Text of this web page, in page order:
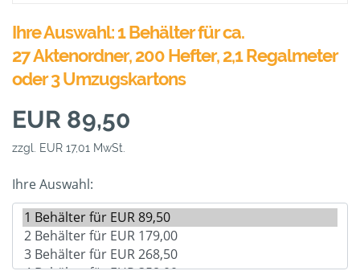
Ihre Auswahl: 1 Behälter für ca.
27 Aktenordner, 200 Hefter, 2,1 Regalmeter
oder 3 Umzugskartons
EUR 89,50
zzgl. EUR 17,01 MwSt.
Ihre Auswahl: